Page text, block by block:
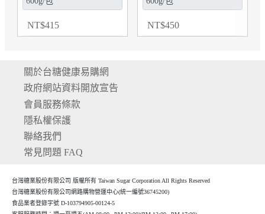
關於台糖健康易購網
政府網站資料開放宣告
會員服務條款
隱私權保護
聯絡我們
常見問題 FAQ
台灣糖業股份有限公司 版權所有 Taiwan Sugar Corporation All Rights Reserved
台灣糖業股份有限公司網路購物營運中心(統一編號36745200)
食品業者登錄字號 D-103794905-00124-5